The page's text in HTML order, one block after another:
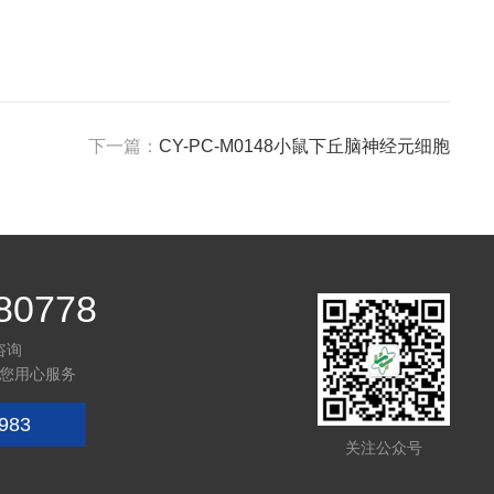
下一篇： CY-PC-M0148小鼠下丘脑神经元细胞
询
用心服务
关注公众号